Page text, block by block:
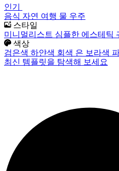
인기
음식 자연 여행 물 우주
스타일
미니멀리스트 심플한 에스테틱
색상
검은색 하얀색 회색 은 보라색
최신 템플릿을 탐색해 보세요